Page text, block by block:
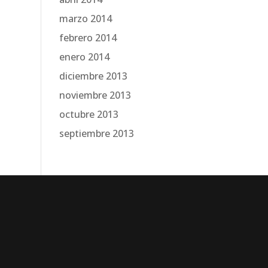
marzo 2014
febrero 2014
enero 2014
diciembre 2013
noviembre 2013
octubre 2013
septiembre 2013